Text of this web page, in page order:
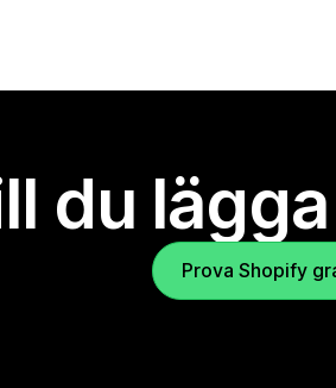
du
Prova Shopify